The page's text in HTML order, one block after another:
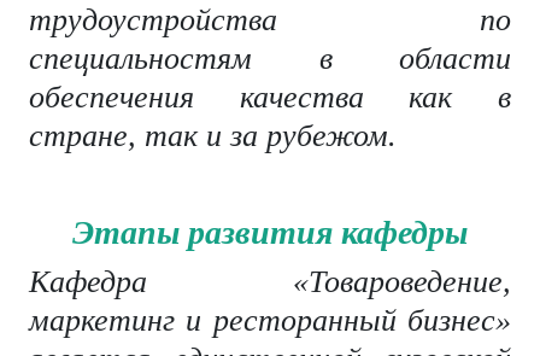
трудоустройства по
специальностям в области
обеспечения качества как в
стране, так и за рубежом.
Этапы развития кафедры
Кафедра «Товароведение,
маркетинг и ресторанный бизнес»